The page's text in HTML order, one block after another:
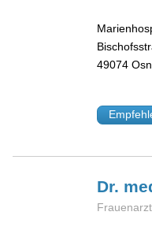
49074
Dr.
Frauenarzt